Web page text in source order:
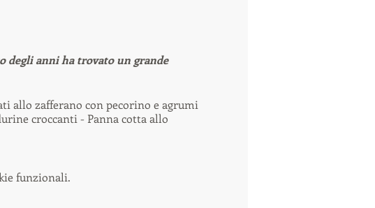
degli anni ha trovato un grande
allo zafferano con pecorino e agrumi
croccanti - Panna cotta allo
funzionali.